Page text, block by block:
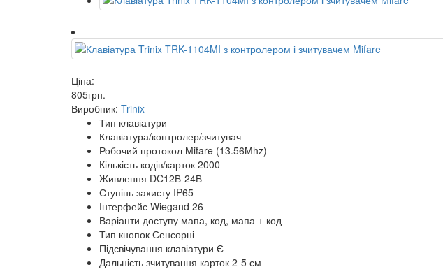
Ціна:
805грн.
Виробник: Trinix
Тип клавіатури
Клавіатура/контролер/зчитувач
Робочий протокол Mifare (13.56Mhz)
Кількість кодів/карток 2000
Живлення DC12В-24В
Ступінь захисту IP65
Інтерфейс Wiegand 26
Варіанти доступу мапа, код, мапа + код
Тип кнопок Сенсорні
Підсвічування клавіатури Є
Дальність зчитування карток 2-5 см